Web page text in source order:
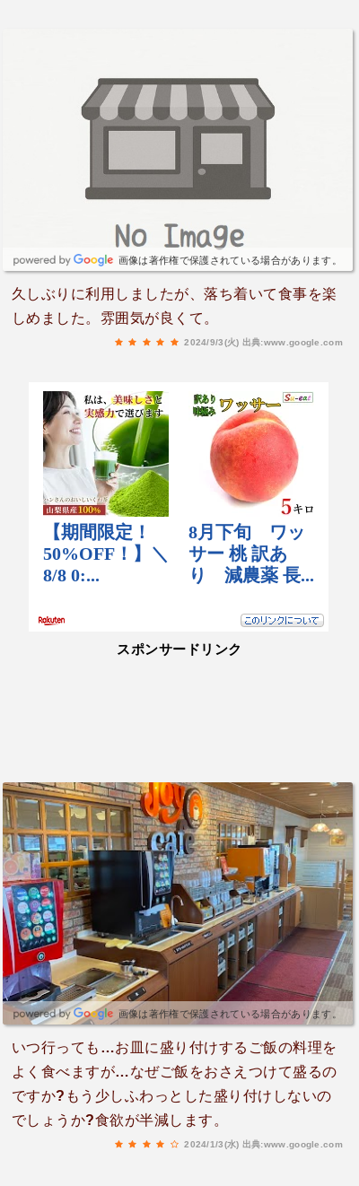
画像は著作権で保護されている場合があります。
久しぶりに利用しましたが、落ち着いて食事を楽
しめました。雰囲気が良くて。
2024/9/3(火) 出典:www.google.com
スポンサードリンク
画像は著作権で保護されている場合があります。
いつ行っても…お皿に盛り付けするご飯の料理を
よく食べますが…なぜご飯をおさえつけて盛るの
ですか?もう少しふわっとした盛り付けしないの
でしょうか?食欲が半減します。
2024/1/3(水) 出典:www.google.com